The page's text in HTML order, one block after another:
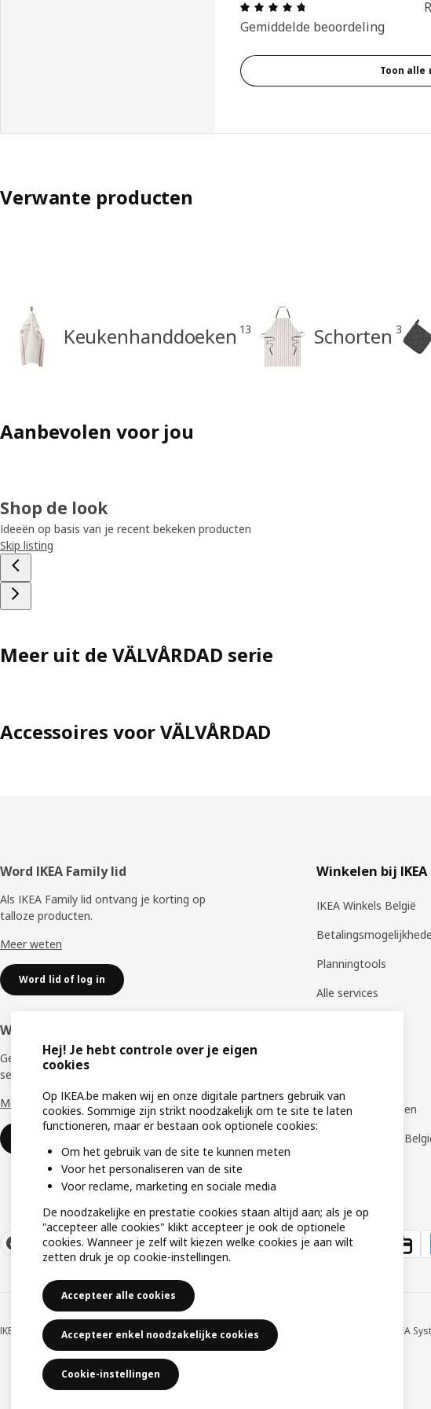
Beoordeling: 4.7 van 5
Gemiddelde beoordeling
Toon alle
Verwante producten
Keukenhanddoeken 13 Schorten 3
Aanbevolen voor jou
Shop de look
Ideeën op basis van je recent bekeken producten
Skip listing
Meer uit de VÄLVÅRDAD serie
Accessoires voor VÄLVÅRDAD
Voettekst
Word IKEA Family lid
Als IKEA Family lid ontvang je korting op
talloze producten.
Meer weten
Word lid of log in
Word IKEA Business Network lid
Geniet van een aantal unieke voordelen en
services die je bedrijf vooruithelpen. ​
Meer weten
Winkelen bij IKEA
IKEA Winkels België
Planningtools
Alle services
Montage meubelen
Cadeaubon IKEA
IKEA BELGIUM NV, Weiveldlaan 19, 1930 Zaventem, KBO nummer 0425.258.688 © Inter IKEA
Hej! Je hebt controle over je eigen
cookies
Op IKEA.be maken wij en onze digitale partners gebruik van
cookies. Sommige zijn strikt noodzakelijk om te site te laten
functioneren, maar er bestaan ook optionele cookies:
Om het gebruik van de site te kunnen meten
Voor het personaliseren van de site
Voor reclame, marketing en sociale media
De noodzakelijke en prestatie cookies staan altijd aan; als je op
"accepteer alle cookies" klikt accepteer je ook de optionele
cookies. Wanneer je zelf wilt kiezen welke cookies je aan wilt
zetten druk je op cookie-instellingen.
Accepteer alle cookies
Accepteer enkel noodzakelijke cookies
Cookie-instellingen